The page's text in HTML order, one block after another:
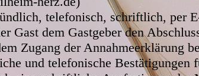
telefonisch, schriftlich, per
Gast dem Gastgeber den
Zugang der Annahmeerklärung
und telefonische